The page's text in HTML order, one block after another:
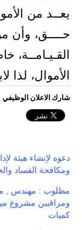
يعــد من
حــــق، وأن
الأموال، لذا
شارك الاعلان الوظيفي
دعوه لإنشاء هيئة
ومكافحة الفساد
مطلوب : مهندس ,
ومراقبين مشروع
كميات